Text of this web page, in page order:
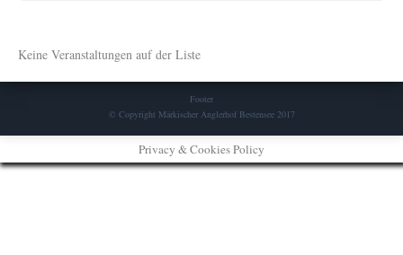
Keine Veranstaltungen auf der Liste
Footer
© Copyright Märkischer Anglerhof Bestensee 2017
Privacy & Cookies Policy